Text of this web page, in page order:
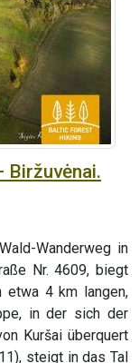
Biržuvėnai.
Wanderweg in
Nr. 4609, biegt
etwa 4 km langen,
in der sich der
Kuršai überquert
steigt in das Tal